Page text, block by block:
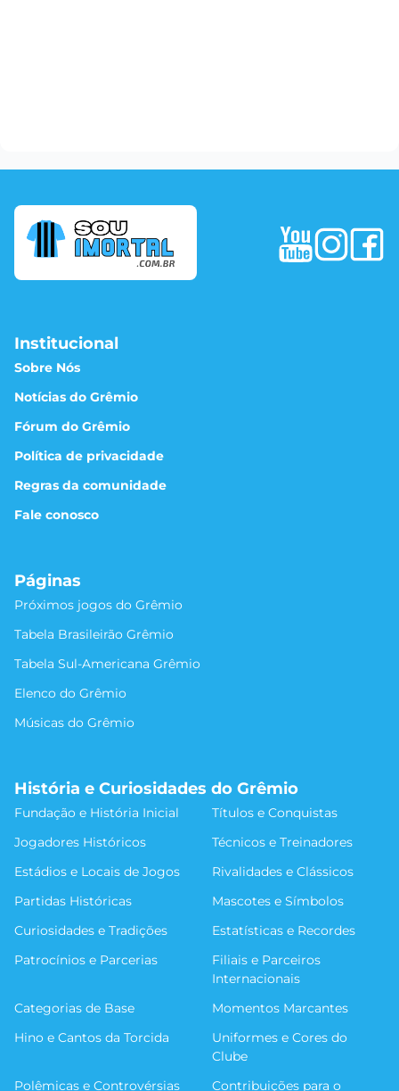
Institucional
Sobre Nós
Notícias do Grêmio
Fórum do Grêmio
Política de privacidade
Regras da comunidade
Fale conosco
Páginas
Próximos jogos do Grêmio
Tabela Brasileirão Grêmio
Tabela Sul-Americana Grêmio
Elenco do Grêmio
Músicas do Grêmio
História e Curiosidades do Grêmio
Fundação e História Inicial
Títulos e Conquistas
Jogadores Históricos
Técnicos e Treinadores
Estádios e Locais de Jogos
Rivalidades e Clássicos
Partidas Históricas
Mascotes e Símbolos
Curiosidades e Tradições
Estatísticas e Recordes
Patrocínios e Parcerias
Filiais e Parceiros
Internacionais
Categorias de Base
Momentos Marcantes
Hino e Cantos da Torcida
Uniformes e Cores do
Clube
Polêmicas e Controvérsias
Contribuições para o